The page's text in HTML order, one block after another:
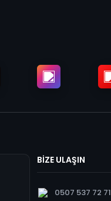
BİZE ULAŞIN
0507 537 72 71